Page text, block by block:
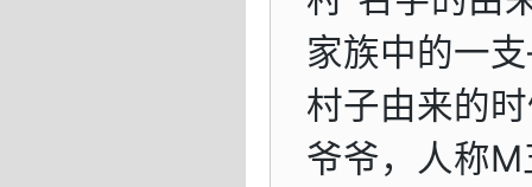
家族中的一
村子由来的
爷爷，人称